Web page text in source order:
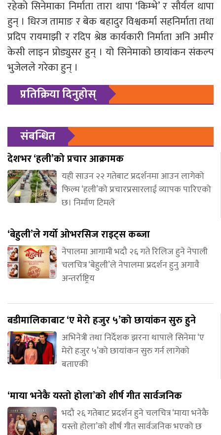
रहेको सिनेमाका निर्माता तारा थापा ‘किम्भे’ र सौर्यल थापा
हुन् । धिरज तामाङ र बेक बहादुर विश्वकर्मा सहनिर्माता तथा
प्रदिप रायमाझी र रदिप श्रेष्ठ कार्यकारी निर्माता अनि अमीर
केसी लाइन प्रोड्युसर हुन् । यो सिनेमाको छायांकन संकल्प
भुजेलले गरेका हुन् ।
प्रतिक्रिया दिनुहोस्
संबन्धित
देशभर ‘हली’को प्रचार आक्रामक
यही साउन २२ गतेबाट प्रदर्शनमा आउन लागेको
फिल्म ‘हली’को प्रचारप्रसारलाई व्यापक पारिएको
छ। निर्माण टिमले
‘बेहुली’ले गर्यो ओभरसिज राइट्स कब्जा
नेपालमा आगामी भदौ २६ गते रिलिज हुने नेपाली
चलचित्र ‘बेहुली’ले नेपालमा प्रदर्शन हुनु अगावै
अन्तर्राष्ट्रिय
बडीमालिकाबाट ‘ए मेरो हजुर ५’को छायांकन सुरु हुने
अभिनेत्री तथा निर्देशक झरना थापाले सिनेमा ‘ए
मेरो हजुर ५’को छायांकन सुरु गर्न लागेको
बताएकी
‘माया भनेकै यस्तो होला’को शीर्ष गीत सार्वजनिक
भदौ २६ गतेबाट प्रदर्शन हुने चलचित्र ‘माया भनेकै
यस्तो होला’को शीर्ष गीत सार्वजनिक भएको छ